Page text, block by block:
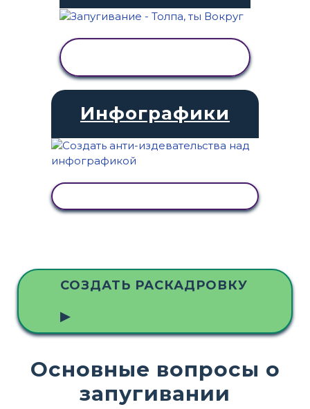
Инфографики
СОЗДАТЬ РАСКАДРОВКУ
▶
Основные вопросы о
запугивании